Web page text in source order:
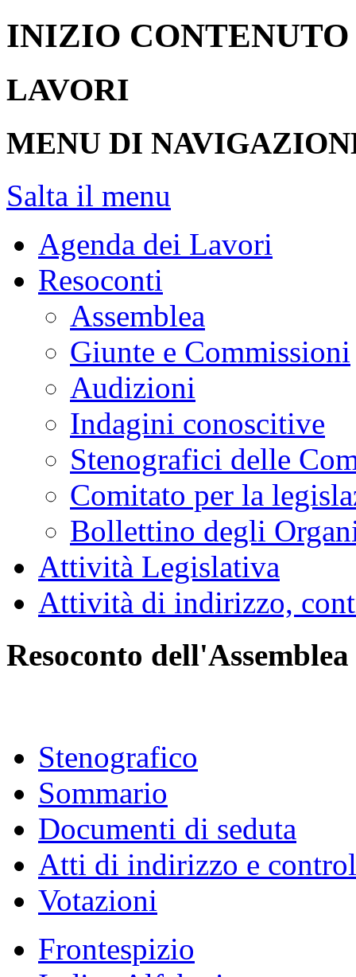
INIZIO CONTENUTO
LAVORI
MENU DI
Salta il menu
Agenda dei Lavori
Resoconti
Assemblea
Giunte e Commissioni
Audizioni
Indagini conoscitive
Stenografici delle
Comitato per la
Bollettino degli
Attività Legislativa
Attività di indirizzo,
Resoconto dell'Assemblea
Stenografico
Sommario
Documenti di seduta
Atti di indirizzo e
Votazioni
Frontespizio